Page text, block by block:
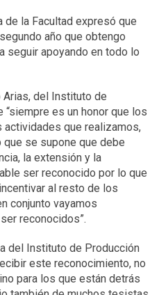
de la Facultad expresó que
año que obtengo
seguir apoyando en todo lo
del Instituto de
“siempre es un honor que los
actividades que realizamos,
que se supone que debe
la extensión y la
ser reconocido por lo que
al resto de los
conjunto vayamos
reconocidos”.
del Instituto de Producción
este reconocimiento, no
para los que están detrás